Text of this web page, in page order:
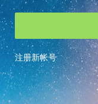
注册新帐号